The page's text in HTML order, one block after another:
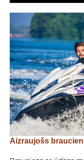
Aizraujošs